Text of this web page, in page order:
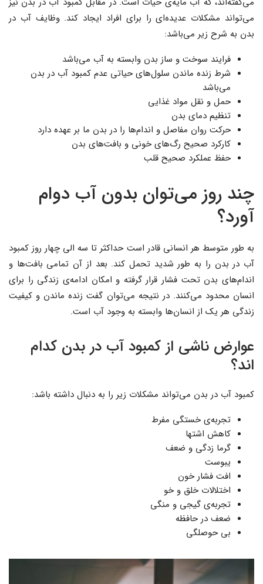
می‌تواند مشکلات عدیده‌ای را برای افراد ایجاد کند. وظایف آب در
بدن به شرح زیر می‌باشد:
فرایند سوخت و ساز بدن وابسته به آب می‌باشد
شرط زنده ماندن سلول‌های حیاتی عدم کمبود آب در بدن
می‌باشد
حمل و نقل مواد غذایی
تنظیم دمای بدن
حرکت روان مفاصل و اندام‌ها را در بدن ما بر عهده دارد
کارکرد صحیح رگ‌های خونی و بافت‌های بدن
حفظ عملکرد صحیح قلب
چند روز می‌توان بدون آب دوام
آورد؟
به طور متوسط هر انسانی قادر است حداکثر تا سه الی چهار روز کمبود
آب در بدن را به طور شدید تحمل کند. بعد از آن تمامی بافت‌ها و
اندام‌های بدن تحت فشار قرار گرفته و امکان ادامه‌ی زندگی را برای
انسان محدود می‌کنند. در نتیجه می‌توان گفت زنده ماندن و کیفیت
زندگی هر یک از انسان‌ها وابسته به وجود آب است.
عوارض ناشی از کمبود آب در بدن کدام
اند؟
کمبود آب در بدن می‌تواند مشکلات زیر را به دنبال داشته باشد:
تجربه‌ی خستگی مفرط
کاهش اشتها
گرما زدگی و ضعف
یبوست
افت فشار خون
اختلالات خلق و خو
تجربه‌ی گیجی و منگی
ضعف در حافظه
بی حوصلگی